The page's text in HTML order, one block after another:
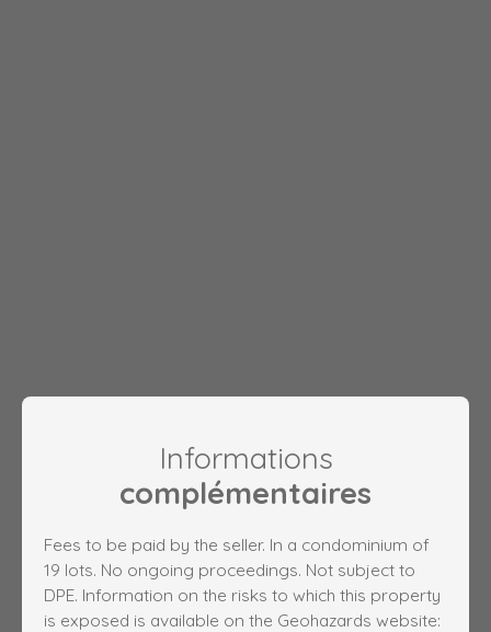
Informations
complémentaires
Fees to be paid by the seller. In a condominium of
19 lots. No ongoing proceedings. Not subject to
DPE. Information on the risks to which this property
is exposed is available on the Geohazards website: